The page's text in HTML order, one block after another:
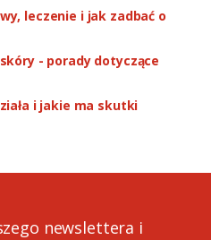
leczenie i jak zadbać o
- porady dotyczące
i jakie ma skutki
newslettera i